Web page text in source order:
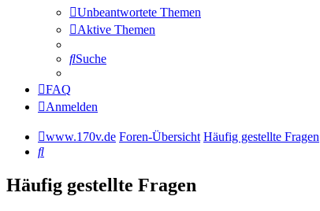
Unbeantwortete Themen
Aktive Themen
Suche
FAQ
Anmelden
www.170v.de Foren-Übersicht Häufig gestellte Fragen
Suche
Häufig gestellte Fragen